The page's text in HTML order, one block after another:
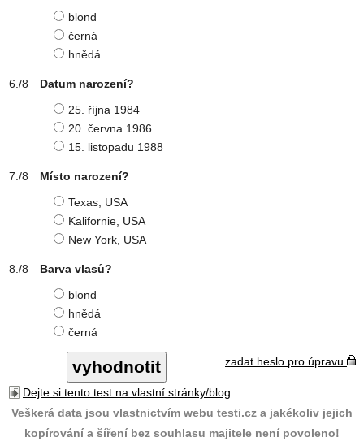
blond
černá
hnědá
Datum narození?
25. října 1984
20. června 1986
15. listopadu 1988
Místo narození?
Texas, USA
Kalifornie, USA
New York, USA
Barva vlasů?
blond
hnědá
černá
zadat heslo pro úpravu
Dejte si tento test na vlastní stránky/blog
Veškerá data jsou vlastnictvím webu testi.cz a jakékoliv jejich
kopírování a šíření bez souhlasu majitele není povoleno!